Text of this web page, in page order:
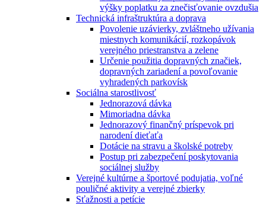
výšky poplatku za znečisťovanie ovzdušia
Technická infraštruktúra a doprava
Povolenie uzávierky, zvláštneho užívania
miestnych komunikácií, rozkopávok
verejného priestranstva a zelene
Určenie použitia dopravných značiek,
dopravných zariadení a povoľovanie
vyhradených parkovísk
Sociálna starostlivosť
Jednorazová dávka
Mimoriadna dávka
Jednorazový finančný príspevok pri
narodení dieťaťa
Dotácie na stravu a školské potreby
Postup pri zabezpečení poskytovania
sociálnej služby
Verejné kultúrne a športové podujatia, voľné
pouličné aktivity a verejné zbierky
Sťažnosti a petície